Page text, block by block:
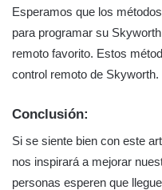
Esperamos que los
para programar su
remoto favorito. Estos
control remoto de Skyworth.
Conclusión:
Si se siente bien con este
nos inspirará a mejorar
personas esperen que